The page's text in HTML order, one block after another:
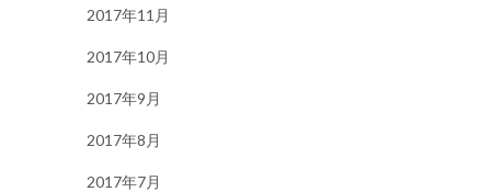
2017年11月
2017年10月
2017年9月
2017年8月
2017年7月